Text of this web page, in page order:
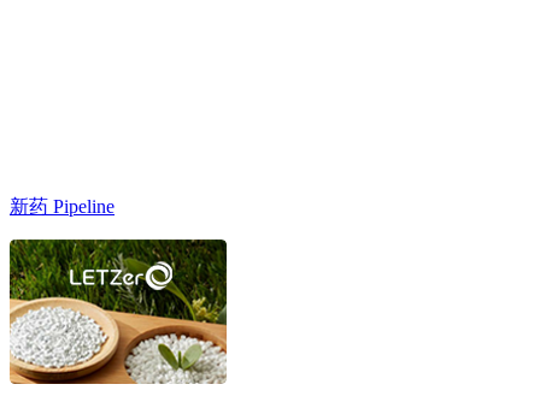
新药 Pipeline